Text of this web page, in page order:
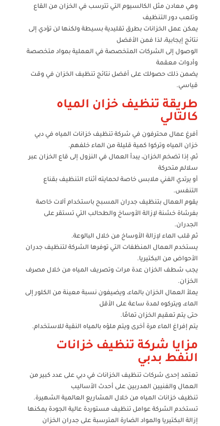
وهي معادن مثل الكالسيوم التي تترسب في الخزان من القاع
وتلعب دور التنظيف
يمكن عمل الخزانات بطرق تقليدية بسيطة ولكنها لن تؤدي إلى
نتائج إيجابية، لذا فمن الأفضل
الوصول إلى الشركات المتخصصة في العملية بمواد متخصصة
وأدوات معقمة
يضمن ذلك حصولك على أفضل نتائج تنظيف الخزان في وقت
قياسي.
طريقة تنظيف خزان المياه
كالتالي
أفرغ عمال محترفون في شركة تنظيف خزانات المياه في دبي
خزان المياه وتركوا كمية قليلة من الماء خلفهم.
ثم، إذا تضخم الخزان، يبدأ العمال في النزول إلى قاع الخزان عبر
سلالم متحركة
أو يرتدي الفني ملابس خاصة لحمايته أثناء التنظيف بقناع
التنفس.
يقوم العمال بتنظيف جدران المسبح باستخدام آلات خاصة
بفرشاة خشنة لإزالة الأوساخ والطحالب التي تستقر على
الجدران.
ثم قلب الماء لإزالة الأوساخ من خلال البالوعة.
يستخدم العمال المنظفات التي توفرها الشركة لتنظيف جدران
الأحواض من البكتيريا.
يجب شطف الخزان عدة مرات وتصريف المياه من خلال مصرف
الخزان.
يملأ العمال الخزان بالماء، ويضيفون نسبة معينة من الكلور إلى
الماء، ويتركوه لمدة ساعة على الأقل
حتى يتم تعقيم الخزان تمامًا.
يتم إفراغ الماء مرة أخرى ويتم ملؤه بالمياه النقية للاستخدام.
مزايا شركة تنظيف خزانات
النفط بدبي
تعتمد إحدى شركات تنظيف الخزانات في دبي على عدد كبير من
العمال والفنيين المدربين على أحدث الأساليب
تنظيف خزانات المياه من خلال المشاريع العالمية الشهيرة.
تستخدم الشركة عوامل تنظيف مستوردة عالية الجودة يمكنها
إزالة البكتيريا والمواد الضارة المترسبة على جدران الخزان